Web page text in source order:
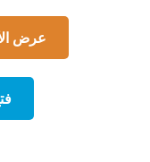
عرض